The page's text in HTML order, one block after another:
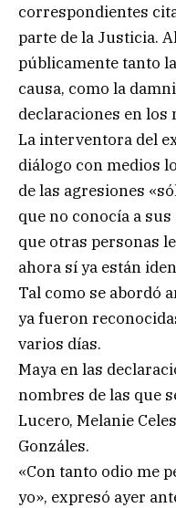
correspondientes
parte de la Justicia.
públicamente tanto
causa, como la
declaraciones en los
La interventora del
diálogo con medios
de las agresiones
que no conocía a
que otras personas
ahora sí ya están
Tal como se abordó
ya fueron
varios días.
Maya en las
nombres de las que
Lucero, Melanie
Gonzáles.
«Con tanto odio me
yo», expresó ayer